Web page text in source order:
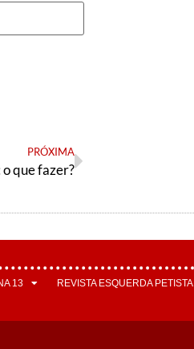
PRÓXIMA
que fazer?
13 REVISTA ESQUERDA PETISTA